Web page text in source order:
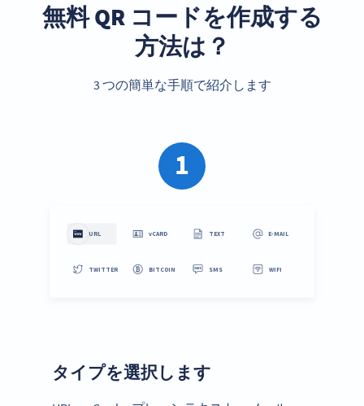
無料 QR コードを作成する
方法は？
3 つの簡単な手順で紹介します
1
タイプを選択します